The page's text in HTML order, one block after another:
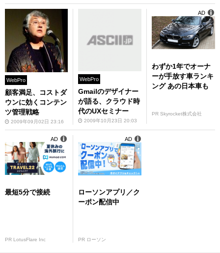
WebPro
顧客満足、コストダ
ウンに効くコンテン
ツ管理戦略
2009年09月02日 23:16
WebPro
Gmailのデザイナー
が語る、クラウド時
代のUXセミナー
2009年10月23日 20:03
わずか1年でオーナ
ーが手放す車ランキ
ング あの日本車も
PR Skyrocket株式会社
AD
最短5分で接続
PR LotusFlare Inc
AD
ローソンアプリ／ク
ーポン配信中
PR ローソン
AD